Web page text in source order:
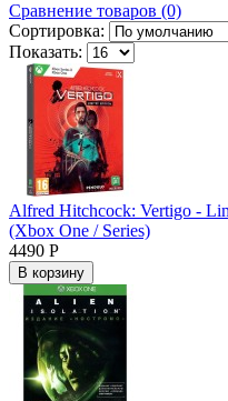
Сравнение товаров (0)
Сортировка:
Показать:
Alfred Hitchcock: Vertigo -
(Xbox One / Series)
4490 Р
В корзину